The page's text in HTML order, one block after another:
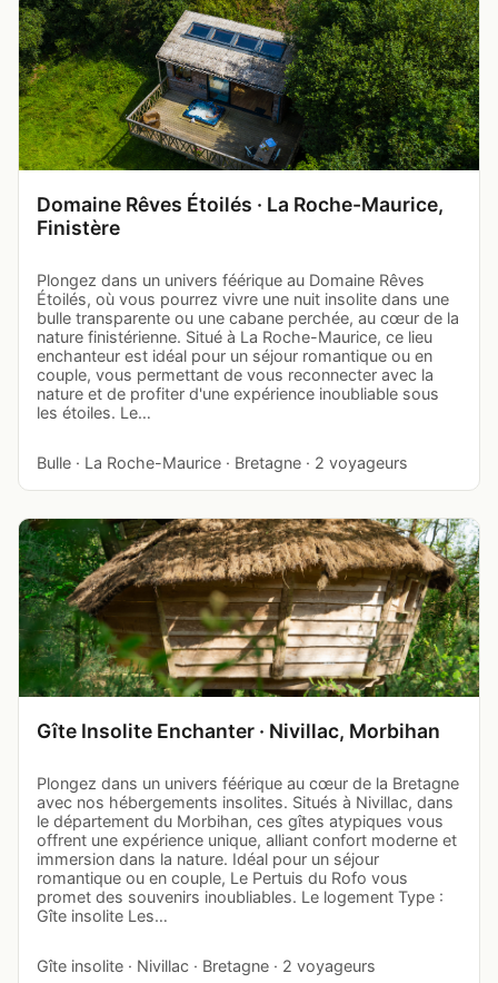
Domaine Rêves Étoilés · La Roche-Maurice,
Finistère
Plongez dans un univers féérique au Domaine Rêves
Étoilés, où vous pourrez vivre une nuit insolite dans une
bulle transparente ou une cabane perchée, au cœur de la
nature finistérienne. Situé à La Roche-Maurice, ce lieu
enchanteur est idéal pour un séjour romantique ou en
couple, vous permettant de vous reconnecter avec la
nature et de profiter d'une expérience inoubliable sous
les étoiles. Le…
Bulle · La Roche-Maurice · Bretagne · 2 voyageurs
Gîte Insolite Enchanter · Nivillac, Morbihan
Plongez dans un univers féérique au cœur de la Bretagne
avec nos hébergements insolites. Situés à Nivillac, dans
le département du Morbihan, ces gîtes atypiques vous
offrent une expérience unique, alliant confort moderne et
immersion dans la nature. Idéal pour un séjour
romantique ou en couple, Le Pertuis du Rofo vous
promet des souvenirs inoubliables. Le logement Type :
Gîte insolite Les…
Gîte insolite · Nivillac · Bretagne · 2 voyageurs